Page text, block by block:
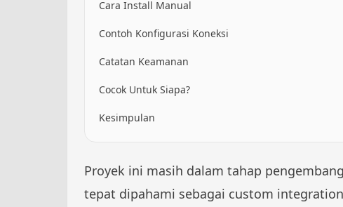
Cara Install Manual
Contoh Konfigurasi Koneksi
Catatan Keamanan
Cocok Untuk Siapa?
Kesimpulan
Proyek ini masih dalam tahap
tepat dipahami sebagai custom